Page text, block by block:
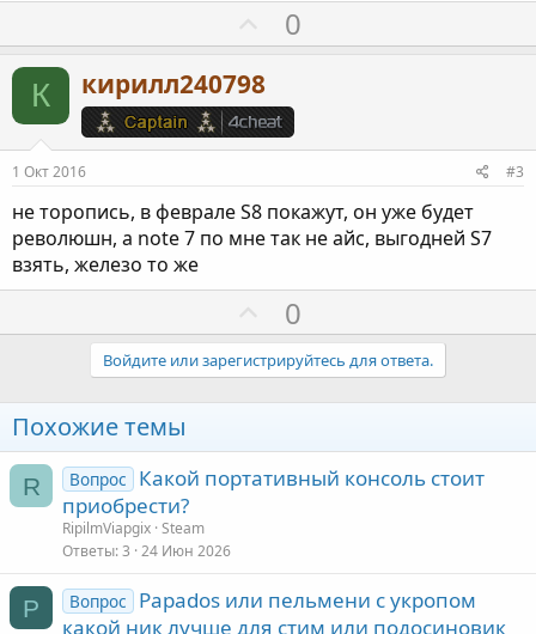
П
о
и
т
н
ы
й
о
л
о
0
К кирилл240798
1 Окт 2016 #3
не торопись, в феврале S8 покажут, он уже будет
революшн, а note 7 по мне так не айс, выгодней S7
взять, железо то же
П
о
з
и
и
в
г
0
Войдите или зарегистрируйтесь для ответа.
Похожие темы
R Вопрос
Какой портативный консоль стоит
приобрести?
RipilmViapgix Steam
Ответы 3 24 Июн 2026
P Вопрос
Papados или пельмени с укропом
какой ник лучше для стим или подосиновик